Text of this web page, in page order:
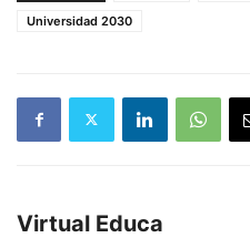
Universidad 2030
Virtual Educa